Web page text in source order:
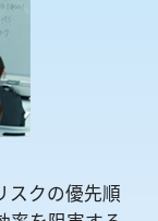
スクの優先順